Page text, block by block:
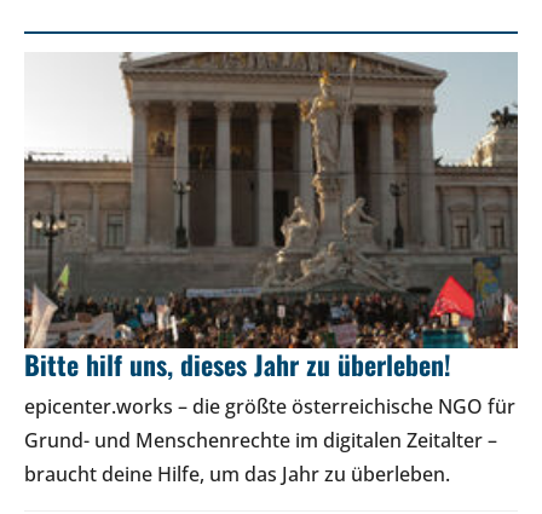
Bitte hilf uns, dieses Jahr zu überleben!
epicenter.works – die größte österreichische NGO für
Grund- und Menschenrechte im digitalen Zeitalter –
braucht deine Hilfe, um das Jahr zu überleben.